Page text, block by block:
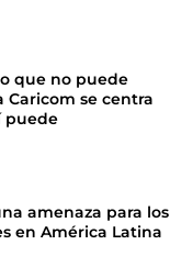
que no puede
Caricom se centra
puede
amenaza para los
en América Latina